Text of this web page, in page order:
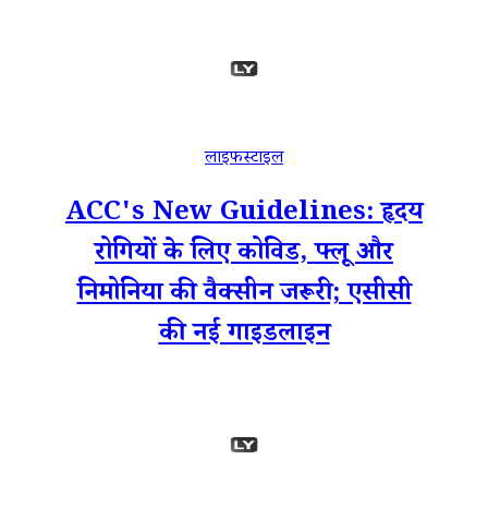
लाइफस्टाइल
ACC's New Guidelines: हृदय
रोगियों के लिए कोविड, फ्लू और
निमोनिया की वैक्सीन जरूरी; एसीसी
की नई गाइडलाइन